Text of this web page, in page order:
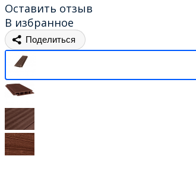
Оставить отзыв
В избранное
Поделиться